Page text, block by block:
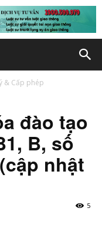
& Cấp phép
đào tạo
B, số
nhật
5